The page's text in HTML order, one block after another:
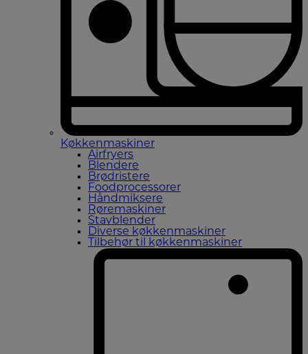
Køkkenmaskiner
Airfryers
Blendere
Brødristere
Foodprocessorer
Håndmiksere
Røremaskiner
Stavblender
Diverse køkkenmaskiner
Tilbehør til køkkenmaskiner